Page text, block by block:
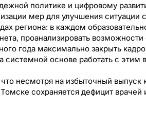
политике и цифровому
мер для улучшения
региона: в каждом
проанализировать возможности
года максимально закрыть
системной основе работать с этим
что несмотря на избыточный выпуск
сохраняется дефицит врачей